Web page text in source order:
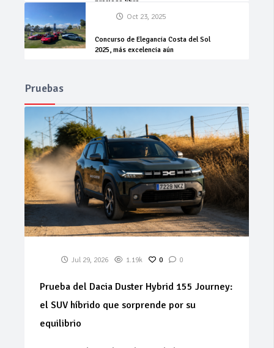
precioso libro
Oct 23, 2025
Concurso de Elegancia Costa del Sol
2025, más excelencia aún
Pruebas
Jul 29, 2026 1.19k 0 0
Prueba del Dacia Duster Hybrid 155 Journey:
el SUV híbrido que sorprende por su
equilibrio